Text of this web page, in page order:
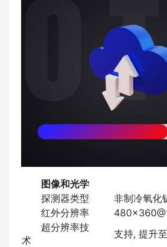
图像和光学
探测器类型
非制冷氧化
红外分辨率
超分辨率技
术
支持, 提升